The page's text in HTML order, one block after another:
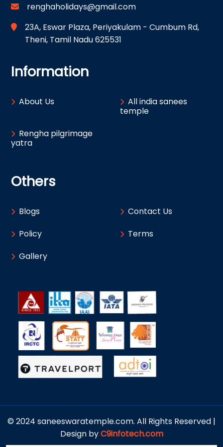
renghaholidays@gmail.com
23A, Eswar Plaza, Periyakulam - Cumbum Rd,
Theni, Tamil Nadu 625531
Information
About Us
All india sanees
temple
Rengha pilgrimage
yatra
Others
Blogs
Contact Us
Policy
Terms
Gallery
© 2024 saneeswaratemple.com. All Rights Reserved |
Design byC9infotech.com